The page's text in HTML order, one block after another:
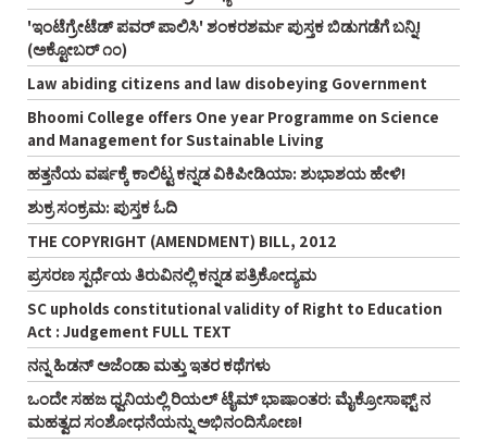
'ಇಂಟೆಗ್ರೇಟೆಡ್‌ ಪವರ್‌ ಪಾಲಿಸಿ' ಶಂಕರಶರ್ಮ ಪುಸ್ತಕ ಬಿಡುಗಡೆಗೆ ಬನ್ನಿ!
(ಅಕ್ಟೋಬರ್‌ ೧೦)
Law abiding citizens and law disobeying Government
Bhoomi College offers One year Programme on Science
and Management for Sustainable Living
ಹತ್ತನೆಯ ವರ್ಷಕ್ಕೆ ಕಾಲಿಟ್ಟ ಕನ್ನಡ ವಿಕಿಪೀಡಿಯಾ: ಶುಭಾಶಯ ಹೇಳಿ!
ಶುಕ್ರ ಸಂಕ್ರಮ: ಪುಸ್ತಕ ಓದಿ
THE COPYRIGHT (AMENDMENT) BILL, 2012
ಪ್ರಸರಣ ಸ್ಪರ್ಧೆಯ ತಿರುವಿನಲ್ಲಿ ಕನ್ನಡ ಪತ್ರಿಕೋದ್ಯಮ
SC upholds constitutional validity of Right to Education
Act : Judgement FULL TEXT
ನನ್ನ ಹಿಡನ್‌ ಅಜೆಂಡಾ ಮತ್ತು ಇತರ ಕಥೆಗಳು
ಒಂದೇ ಸಹಜ ಧ್ವನಿಯಲ್ಲಿ ರಿಯಲ್‌ ಟೈಮ್‌ ಭಾಷಾಂತರ: ಮೈಕ್ರೋಸಾಫ್ಟ್‌ ನ
ಮಹತ್ವದ ಸಂಶೋಧನೆಯನ್ನು ಅಭಿನಂದಿಸೋಣ!